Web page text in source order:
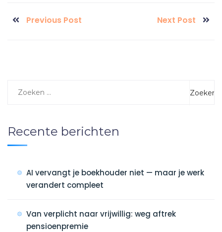
Previous Post Next Post
Recente berichten
AI vervangt je boekhouder niet — maar je werk
verandert compleet
Van verplicht naar vrijwillig: weg aftrek
pensioenpremie